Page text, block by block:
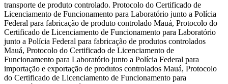
transporte de produto controlado. Protocolo do Certificado de
Licenciamento de Funcionamento para Laboratório junto a Polícia
Federal para fabricação de produto controlado Mauá, Protocolo do
Certificado de Licenciamento de Funcionamento para Laboratório
junto a Polícia Federal para fabricação de produtos controlados
Mauá, Protocolo do Certificado de Licenciamento de
Funcionamento para Laboratório junto a Polícia Federal para
importação e exportação de produtos controlados Mauá, Protocolo
do Certificado de Licenciamento de Funcionamento para